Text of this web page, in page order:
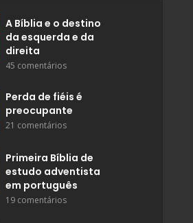
A Bíblia e o destino
da esquerda e da
direita
45 comentários
Perda de fiéis é
preocupante
21 comentários
Primeira Bíblia de
estudo adventista
em português
19 comentários